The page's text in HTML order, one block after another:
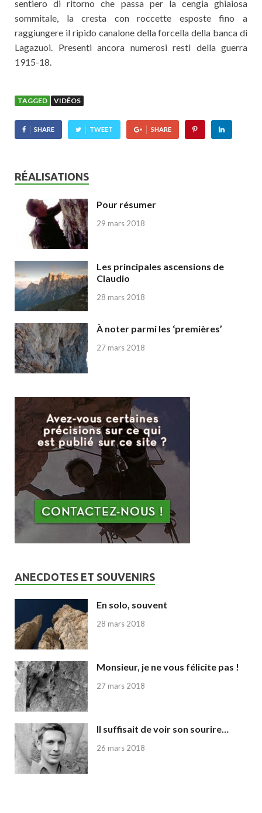
sentiero di ritorno che passa per la cengia ghiaiosa
sommitale, la cresta con roccette esposte fino a
raggiungere il ripido canalone della forcella della banca di
Lagazuoi. Presenti ancora numerosi resti della guerra
1915-18.
TAGGED VIDÉOS
SHARE TWEET SHARE
RÉALISATIONS
Pour résumer
29 mars 2018
Les principales ascensions de
Claudio
28 mars 2018
À noter parmi les ‘premières’
27 mars 2018
ANECDOTES ET SOUVENIRS
En solo, souvent
28 mars 2018
Monsieur, je ne vous félicite pas !
27 mars 2018
Il suffisait de voir son sourire…
26 mars 2018